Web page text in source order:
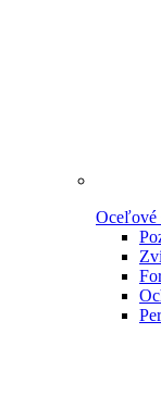
Oceľové